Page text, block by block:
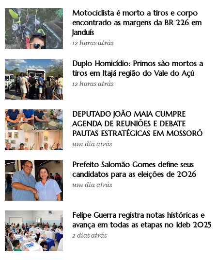
Motociclista é morto a tiros e corpo
encontrado as margens da BR 226 em
Janduís
12 horas atrás
Duplo Homicídio: Primos são mortos a
tiros em Itajá região do Vale do Açú
12 horas atrás
DEPUTADO JOÃO MAIA CUMPRE
AGENDA DE REUNIÕES E DEBATE
PAUTAS ESTRATÉGICAS EM MOSSORÓ
um dia atrás
Prefeito Salomão Gomes define seus
candidatos para as eleições de 2026
um dia atrás
Felipe Guerra registra notas históricas e
avança em todas as etapas no Ideb 2025
2 dias atrás